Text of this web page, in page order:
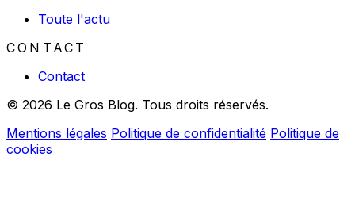
Toute l'actu
CONTACT
Contact
© 2026 Le Gros Blog. Tous droits réservés.
Mentions légales Politique de confidentialité Politique de
cookies